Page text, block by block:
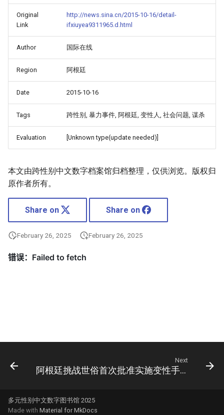
Original
Link
http://news.sina.cn/2015-10-16/detail-
ifxiuyea9311965.d.html
Author 国际在线
Region 阿根廷
Date 2015-10-16
Tags 跨性别, 暴力事件, 阿根廷, 变性人, 社会问题, 谋杀
Evaluation [Unknown type(update needed)]
本文由跨性别中文数字档案馆归档整理，仅供浏览。版权归
原作者所有。
Share on Share on
February 26, 2025 February 26, 2025
Next
阿根廷挑战世俗首次批准实施变性手术
多元性别中文数字图书馆 2025
Made with Material for MkDocs